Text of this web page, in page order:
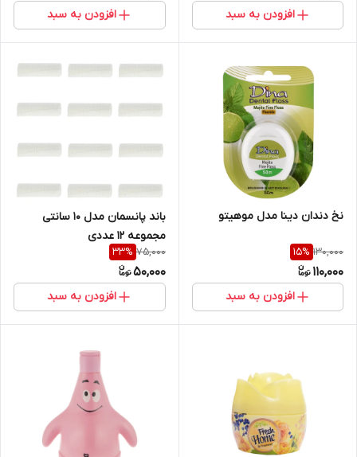
افزودن به سبد افزودن به سبد
نخ دندان دینا مدل موهیتو
130,000
15%
110,000
افزودن به سبد
باند پانسمان مدل 10 سانتی
مجموعه 12 عددی
75,000
33%
50,000
افزودن به سبد